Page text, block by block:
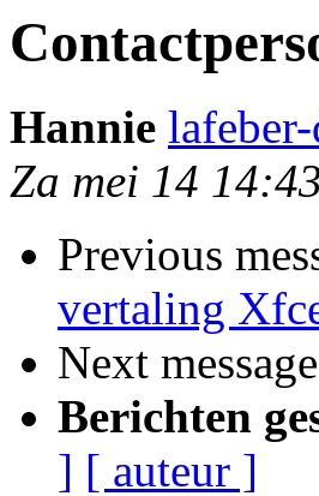
Hannie
Za mei 14
Previous
vertaling
Next
Berichten
] [ auteur ]